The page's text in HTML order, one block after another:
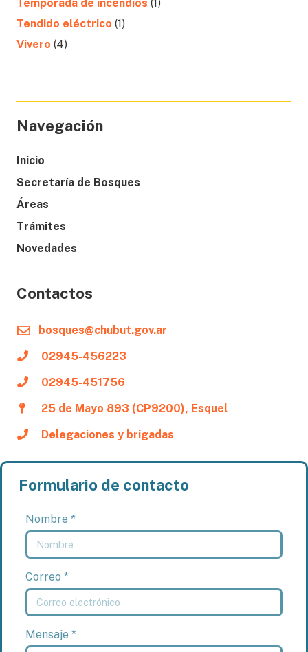
Temporada de incendios (1)
Tendido eléctrico (1)
Vivero (4)
Navegación
Inicio
Secretaría de Bosques
Áreas
Trámites
Novedades
Contactos
bosques@chubut.gov.ar
02945-456223
02945-451756
25 de Mayo 893 (CP9200), Esquel
Delegaciones y brigadas
Formulario de contacto
Nombre *
Correo *
Mensaje *